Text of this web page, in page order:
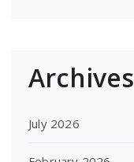
Archives
July 2026